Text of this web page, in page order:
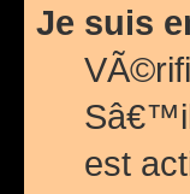
Je suis
est